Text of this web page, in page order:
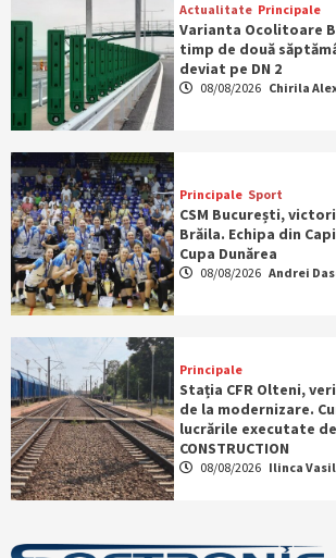
Actualitate Principale
Varianta Ocolitoare
timp de două
deviat pe DN 2
08/08/2026 Chirila
Principale Sport
CSM București,
Brăila. Echipa din
Cupa Dunărea
08/08/2026 Andrei
Principale
Stația CFR Olteni,
de la modernizare.
lucrările executate de
CONSTRUCTION
08/08/2026 Ilinca